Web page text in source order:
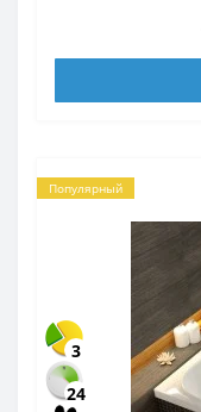
Популярный
3
24